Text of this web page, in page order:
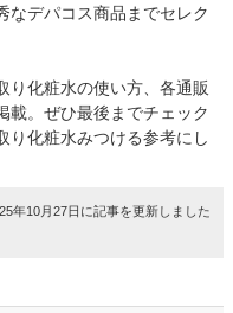
なデパコス商品までセレク
り化粧水の使い方、各通販
載。ぜひ最後までチェック
り化粧水みつける参考にし
年10月27日に記事を更新しました